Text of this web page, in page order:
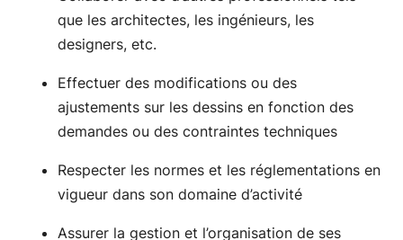
que les architectes, les ingénieurs, les
designers, etc.
Effectuer des modifications ou des
ajustements sur les dessins en fonction des
demandes ou des contraintes techniques
Respecter les normes et les réglementations en
vigueur dans son domaine d’activité
Assurer la gestion et l’organisation de ses